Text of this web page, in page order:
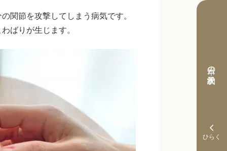
本日の予約状況
関節を攻撃してしまう病気です。
ばりが生じます。